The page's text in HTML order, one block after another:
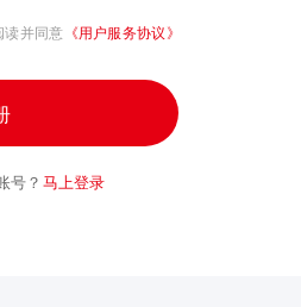
读并同意 《用户服务协议》
号？ 马上登录